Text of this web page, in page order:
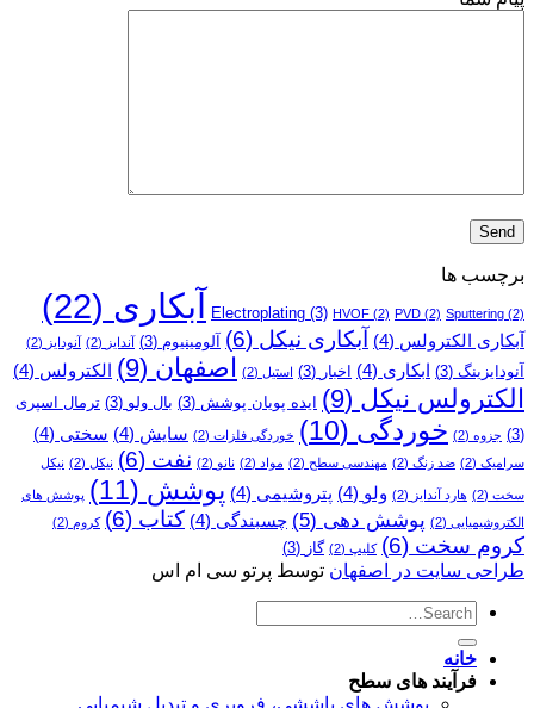
برچسب ها
Electroplating (3) HVOF (2) PVD (2) Sputtering (2) آبکاری (22)
آبکاری الکترولس (4) آبکاری نیکل (6) آلومینیوم (3) آندایز (2) آنودایز (2)
آنودایزینگ (3) ابکاری (4) اخبار (3) استیل (2) اصفهان (9) الکترولس (4)
الکترولس نیکل (9) ایده پویان پوشش (3) بال ولو (3)
ترمال اسپری
(3)
جزوه (2) خوردگی (10) خوردگی فلزات (2) سایش (4) سختی (4)
سرامیک (2) ضد زنگ (2) مهندسی سطح (2) مواد (2) نانو (2) نفت (6) نیکل (2) نیکل
سخت (2) هارد آندایز (2) ولو (4) پتروشیمی (4) پوشش (11)
پوشش­ های
الکتروشیمیایی (2) پوشش دهی (5) چسبندگی (4) کتاب (6) کروم (2)
کروم سخت (6) کلیپ (2) گاز (3)
طراحی سایت در اصفهان توسط پرتو سی ام اس
خانه
فرآیند های سطح
پوشش های پاششی، فروبری و تبدیل شیمیایی